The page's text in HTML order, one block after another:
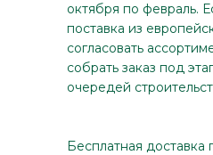
октября по февраль.
поставка из
согласовать
собрать заказ под
очередей
Бесплатная доставка